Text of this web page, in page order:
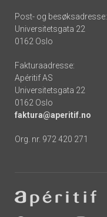
Post- og besøksadresse:
Universitetsgata 22
0162 Oslo
Fakturaadresse:
Apéritif AS
Universitetsgata 22
0162 Oslo
faktura@aperitif.no
Org. nr. 972 420 271
-